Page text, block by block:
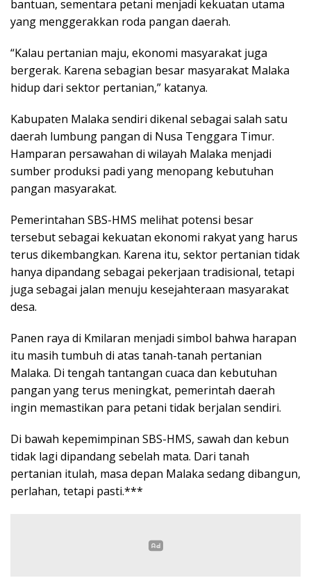
bantuan, sementara petani menjadi kekuatan utama
yang menggerakkan roda pangan daerah.
“Kalau pertanian maju, ekonomi masyarakat juga
bergerak. Karena sebagian besar masyarakat Malaka
hidup dari sektor pertanian,” katanya.
Kabupaten Malaka sendiri dikenal sebagai salah satu
daerah lumbung pangan di Nusa Tenggara Timur.
Hamparan persawahan di wilayah Malaka menjadi
sumber produksi padi yang menopang kebutuhan
pangan masyarakat.
Pemerintahan SBS-HMS melihat potensi besar
tersebut sebagai kekuatan ekonomi rakyat yang harus
terus dikembangkan. Karena itu, sektor pertanian tidak
hanya dipandang sebagai pekerjaan tradisional, tetapi
juga sebagai jalan menuju kesejahteraan masyarakat
desa.
Panen raya di Kmilaran menjadi simbol bahwa harapan
itu masih tumbuh di atas tanah-tanah pertanian
Malaka. Di tengah tantangan cuaca dan kebutuhan
pangan yang terus meningkat, pemerintah daerah
ingin memastikan para petani tidak berjalan sendiri.
Di bawah kepemimpinan SBS-HMS, sawah dan kebun
tidak lagi dipandang sebelah mata. Dari tanah
pertanian itulah, masa depan Malaka sedang dibangun,
perlahan, tetapi pasti.***